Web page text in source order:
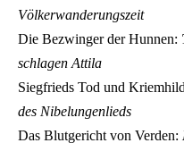
Völkerwanderungszeit
Die Bezwinger der Hunnen:
schlagen Attila
Siegfrieds Tod und
des Nibelungenlieds
Das Blutgericht von Verden: